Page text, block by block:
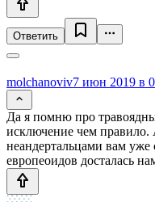
Ответить
molchanoviv7 июн 2019 в
Да я помню про
исключение чем
неандертальцами вам уже
европеоидов досталась